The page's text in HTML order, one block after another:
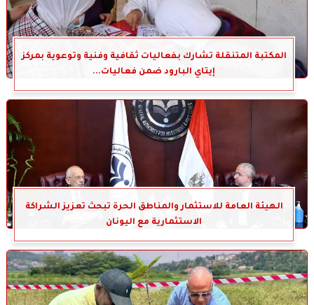
المكتبة المتنقلة تشارك بفعاليات ثقافية وفنية وتوعوية بمركز
إيتاي البارود ضمن فعاليات...
الهيئة العامة للاستثمار والمناطق الحرة تبحث تعزيز الشراكة
الاستثمارية مع اليونان